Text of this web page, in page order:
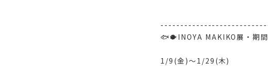
🐟🐡INOYA MAKIKO展・期
1/9(金)〜1/29(木)